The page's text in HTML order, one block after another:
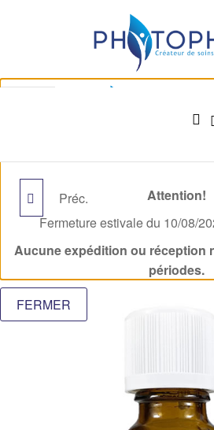
TEA TREE BIO
Préc.
Attention!
Fermeture estivale du 10/08/
Aucune expédition ou réception
périodes.
FERMER